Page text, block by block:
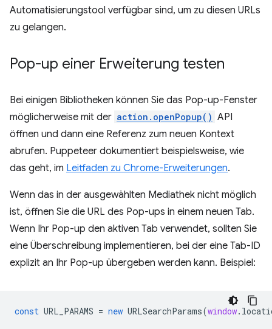
Automatisierungstool verfügbar sind, um zu diesen URLs
zu gelangen.
Pop-up einer Erweiterung testen
Bei einigen Bibliotheken können Sie das Pop-up-Fenster
möglicherweise mit der action.openPopup() API
öffnen und dann eine Referenz zum neuen Kontext
abrufen. Puppeteer dokumentiert beispielsweise, wie
das geht, im Leitfaden zu Chrome-Erweiterungen.
Wenn das in der ausgewählten Mediathek nicht möglich
ist, öffnen Sie die URL des Pop-ups in einem neuen Tab.
Wenn Ihr Pop-up den aktiven Tab verwendet, sollten Sie
eine Überschreibung implementieren, bei der eine Tab-ID
explizit an Ihr Pop-up übergeben werden kann. Beispiel:
const URL_PARAMS = new URLSearchParams(window.